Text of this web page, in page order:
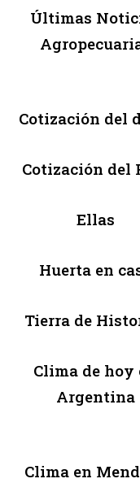
Últimas
Cotización del
Cotización del
Ellas
Huerta en
Tierra de
Clima de hoy
Argentina
Clima en